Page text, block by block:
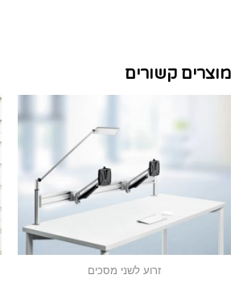
מוצרים קשורים
זרוע לשני מסכים